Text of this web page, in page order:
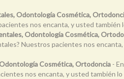
Odontología Cosmética,
nos encanta, y usted también
Odontología Cosmética,
Nuestros pacientes nos
Cosmética, Ortodoncia -
nos encanta, y usted también lo